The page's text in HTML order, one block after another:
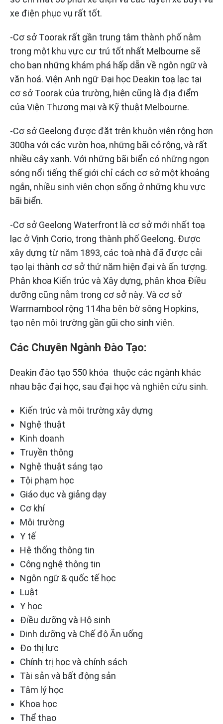
xe điện phục vụ rất tốt.
-Cơ sở Toorak rất gần trung tâm thành phố nằm
trong một khu vực cư trú tốt nhất Melbourne sẽ
cho bạn những khám phá hấp dẫn về ngôn ngữ và
văn hoá. Viện Anh ngữ Đại học Deakin toạ lạc tại
cơ sở Toorak của trường, hiện cũng là địa điểm
của Viện Thương mại và Kỹ thuật Melbourne.
-Cơ sở Geelong được đặt trên khuôn viên rộng hơn
300ha với các vườn hoa, những bãi cỏ rộng, và rất
nhiều cây xanh. Với những bãi biển có những ngọn
sóng nổi tiếng thế giới chỉ cách cơ sở một khoảng
ngắn, nhiều sinh viên chọn sống ở những khu vực
bãi biển.
-Cơ sở Geelong Waterfront là cơ sở mới nhất toạ
lạc ở Vịnh Corio, trong thành phố Geelong. Được
xây dựng từ năm 1893, các toà nhà đã được cải
tạo lại thành cơ sở thứ năm hiện đại và ấn tượng.
Phân khoa Kiến trúc và Xây dựng, phân khoa Điều
dưỡng cũng nằm trong cơ sở này. Và cơ sở
Warrnambool rộng 114ha bên bờ sông Hopkins,
tạo nên môi trường gần gũi cho sinh viên.
Các Chuyên Ngành Đào Tạo:
Deakin đào tạo 550 khóa thuộc các ngành khác
nhau bậc đại học, sau đại học và nghiên cứu sinh.
Kiến trúc và môi trường xây dựng
Nghệ thuật
Kinh doanh
Truyền thông
Nghệ thuật sáng tạo
Tội phạm học
Giáo dục và giảng dạy
Cơ khí
Môi trường
Y tế
Hệ thống thông tin
Công nghệ thông tin
Ngôn ngữ & quốc tế học
Luật
Y học
Điều dưỡng và Hộ sinh
Dinh dưỡng và Chế độ Ăn uống
Đo thị lực
Chính trị học và chính sách
Tài sản và bất động sản
Tâm lý học
Khoa học
Thể thao